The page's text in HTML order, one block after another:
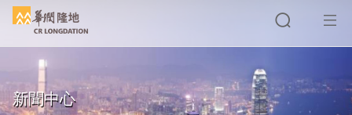
新聞中心